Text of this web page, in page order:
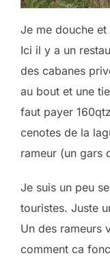
Je me douche
Ici il y a un
des cabanes
au bout et une
faut payer
cenotes de la
rameur (un gars
Je suis un peu
touristes. Juste
Un des rameurs
comment ca